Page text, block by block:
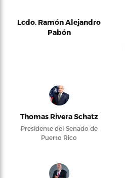
Lcdo. Ramón Alejandro
Pabón
Thomas Rivera Schatz
Presidente del Senado de
Puerto Rico